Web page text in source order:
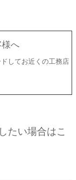
様へ
してお近くの工務店
たい場合はこ